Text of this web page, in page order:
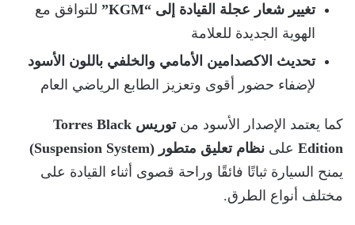
تغيير شعار عجلة القيادة إلى “KGM”
للتوافق مع
الهوية الجديدة للعلامة
تحديث الاكصدامين الأمامي والخلفي باللون الأسود
لإضفاء حضور أقوى وتعزيز الطابع الرياضي العام
كما يعتمد الإصدار الأسود من
توريس Torres Black
Edition على نظام تعليق متطور (Suspension System)
يمنح السيارة ثباتًا فائقًا وراحة قصوى أثناء القيادة على
مختلف أنواع الطرق.